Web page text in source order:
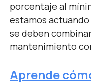
porcentaje al
estamos
se deben
mantenimiento
Aprende